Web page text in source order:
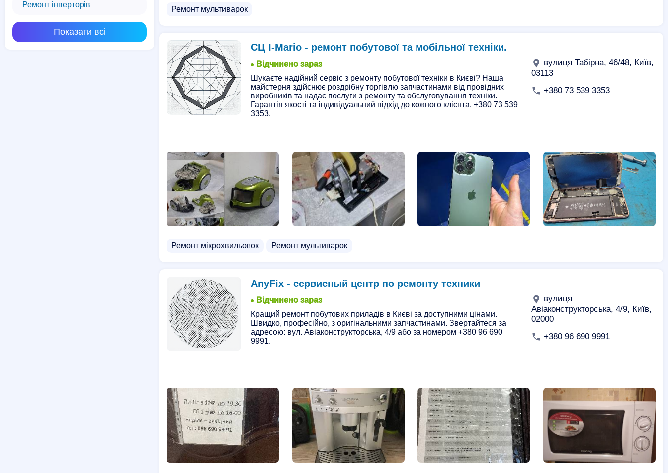
Ремонт інверторів
Показати всі
Ремонт мультиварок
СЦ I-Mario - ремонт побутової та мобільної техніки.
Відчинено зараз
Шукаєте надійний сервіс з ремонту побутової техніки в Києві? Наша
майстерня здійснює роздрібну торгівлю запчастинами від провідних
виробників та надає послуги з ремонту та обслуговування техніки.
Гарантія якості та індивідуальний підхід до кожного клієнта. +380 73 539
3353.
вулиця Табірна, 46/48, Київ,
03113
+380 73 539 3353
Ремонт мікрохвильовок Ремонт мультиварок
AnyFix - сервисный центр по ремонту техники
Відчинено зараз
Кращий ремонт побутових приладів в Києві за доступними цінами.
Швидко, професійно, з оригінальними запчастинами. Звертайтеся за
адресою: вул. Авіаконструкторська, 4/9 або за номером +380 96 690
9991.
вулиця
Авіаконструкторська, 4/9, Київ,
02000
+380 96 690 9991